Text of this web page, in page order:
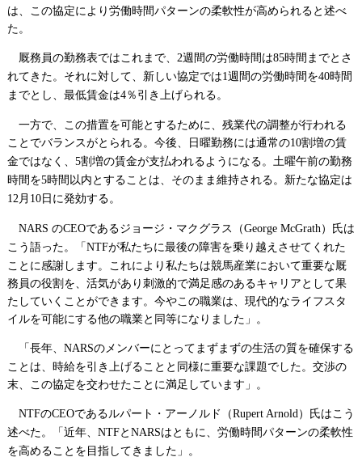
は、この協定により労働時間パターンの柔軟性が高められると述べ
た。
厩務員の勤務表ではこれまで、 2週間の労働時間は85時間までとさ
れてきた。それに対して、新しい協定では1週間の労働時間を40時間
までとし、最低賃金は4％引き上げられる。
一方で、この措置を可能とするために、残業代の調整が行われる
ことでバランスがとられる。今後、日曜勤務には通常の10割増の賃
金ではなく、 5割増の賃金が支払われるようになる。土曜午前の勤務
時間を5時間以内とすることは、そのまま維持される。新たな協定は
12月 10日に発効する。
NARS のCEOであるジョージ・マクグラス（George McGrath）氏は
こう語った。「NTFが私たちに最後の障害を乗り越えさせてくれた
ことに感謝します。これにより私たちは競馬産業において重要な厩
務員の役割を、活気があり刺激的で満足感のあるキャリアとして果
たしていくことができます。今やこの職業は、現代的なライフスタ
イルを可能にする他の職業と同等になりました」。
「長年、 NARSのメンバーにとってまずまずの生活の質を確保する
ことは、時給を引き上げることと同様に重要な課題でした。交渉の
末、この協定を交わせたことに満足しています」。
NTFのCEOであるルパート・アーノルド（Rupert Arnold）氏はこう
述べた。「近年、 NTFと NARSはともに、労働時間パターンの柔軟性
を高めることを目指してきました」。